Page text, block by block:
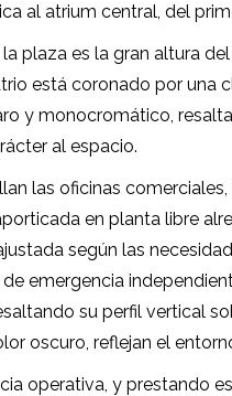
al atrium central, del
plaza es la gran altura
está coronado por una
y monocromático,
al espacio.
las oficinas
en planta libre
según las
emergencia
su perfil vertical
oscuro, reflejan el
operativa, y prestando